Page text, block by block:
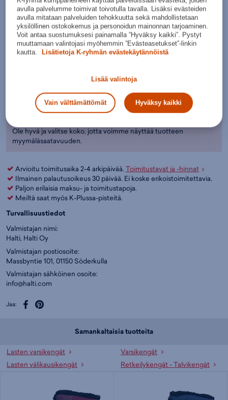
Talvikengät,Retkeilykengät,Halti
Väri:Tummansininen( 542488)
Tumman
sininen
Valitse koko:
26
27 28 30 Kokotaulukko
Lisää ostoskoriin
Tarkista saatavuus ja nouda myymälästä
Verkkokauppa: Myymälät: Saatavilla
Ole hyvä ja valitse koko, jotta voimme näyttää tuotteen
myymäläsaatavuuden.
Arvioitu toimitusaika 2-4 arkipäivää. Toimitustavat ja -hinnat
Ilmainen palautusoikeus 30 päivää. Ei koske erikoistoimitettavia.
Paljon erilaisia maksu- ja toimitustapoja.
Meiltä saat myös K-Plussa-pisteitä.
Turvallisuustiedot
Valmistajan nimi:
Halti, Halti Oy
Valmistajan postiosoite:
Massbyntie 101, 01150 Söderkulla
Valmistajan sähköinen osoite:
info@halti.com
Jaa:
Samankaltaisia tuotteita
Lasten varsikengät
Varsikengät
Lasten välikausikengät
Retkeilykengät - Talvikengät
avulla palvelumme toimivat toivotulla tavalla. Lisäksi evästeiden
avulla mitataan palveluiden tehokkuutta sekä mahdollistetaan
yksilöllinen ostokokemus ja personoidun mainonnan tarjoaminen.
Voit antaa suostumuksesi painamalla ”Hyväksy kaikki”. Pystyt
muuttamaan valintojasi myöhemmin ”Evästeasetukset”-linkin
kautta.
Lisätietoja K-ryhmän evästekäytännöistä
Lisää valintoja
Vain välttämättömät Hyväksy kaikki